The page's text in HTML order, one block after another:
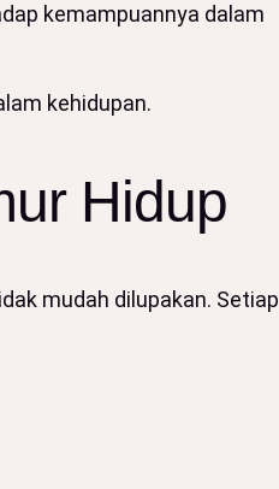
kemampuannya dalam
kehidupan.
Hidup
mudah dilupakan. Setiap